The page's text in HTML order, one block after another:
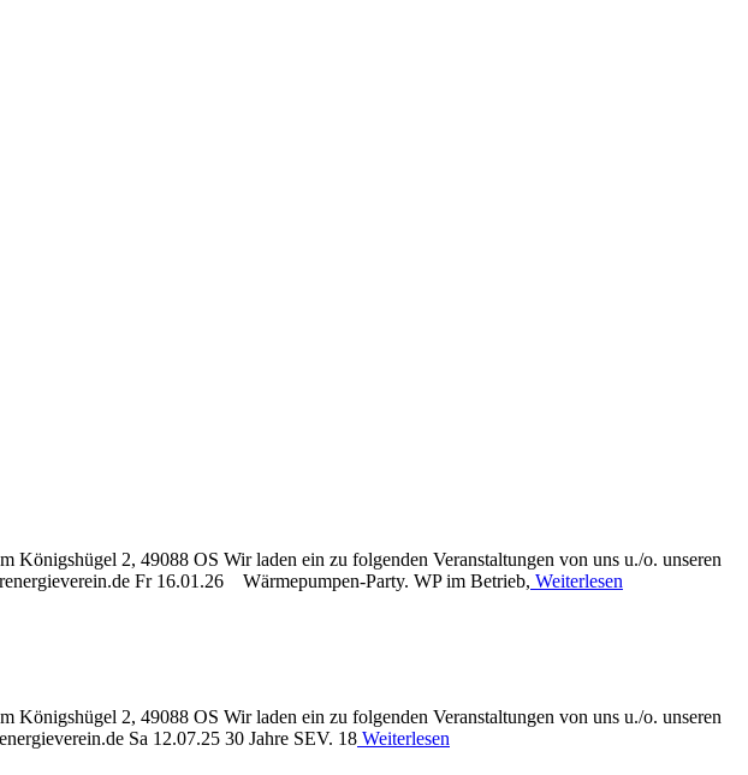
2, 49088 OS Wir laden ein zu folgenden Veranstaltungen von uns u./o. unseren
Fr 16.01.26 Wärmepumpen-Party. WP im Betrieb, Weiterlesen
2, 49088 OS Wir laden ein zu folgenden Veranstaltungen von uns u./o. unseren
Sa 12.07.25 30 Jahre SEV. 18 Weiterlesen